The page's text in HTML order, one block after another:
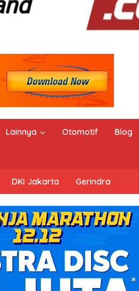
Lainnya Otomotif Blog
DKI Jakarta Gerindra